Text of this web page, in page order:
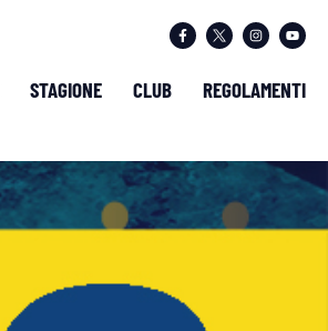
STAGIONE CLUB REGOLAMENTI